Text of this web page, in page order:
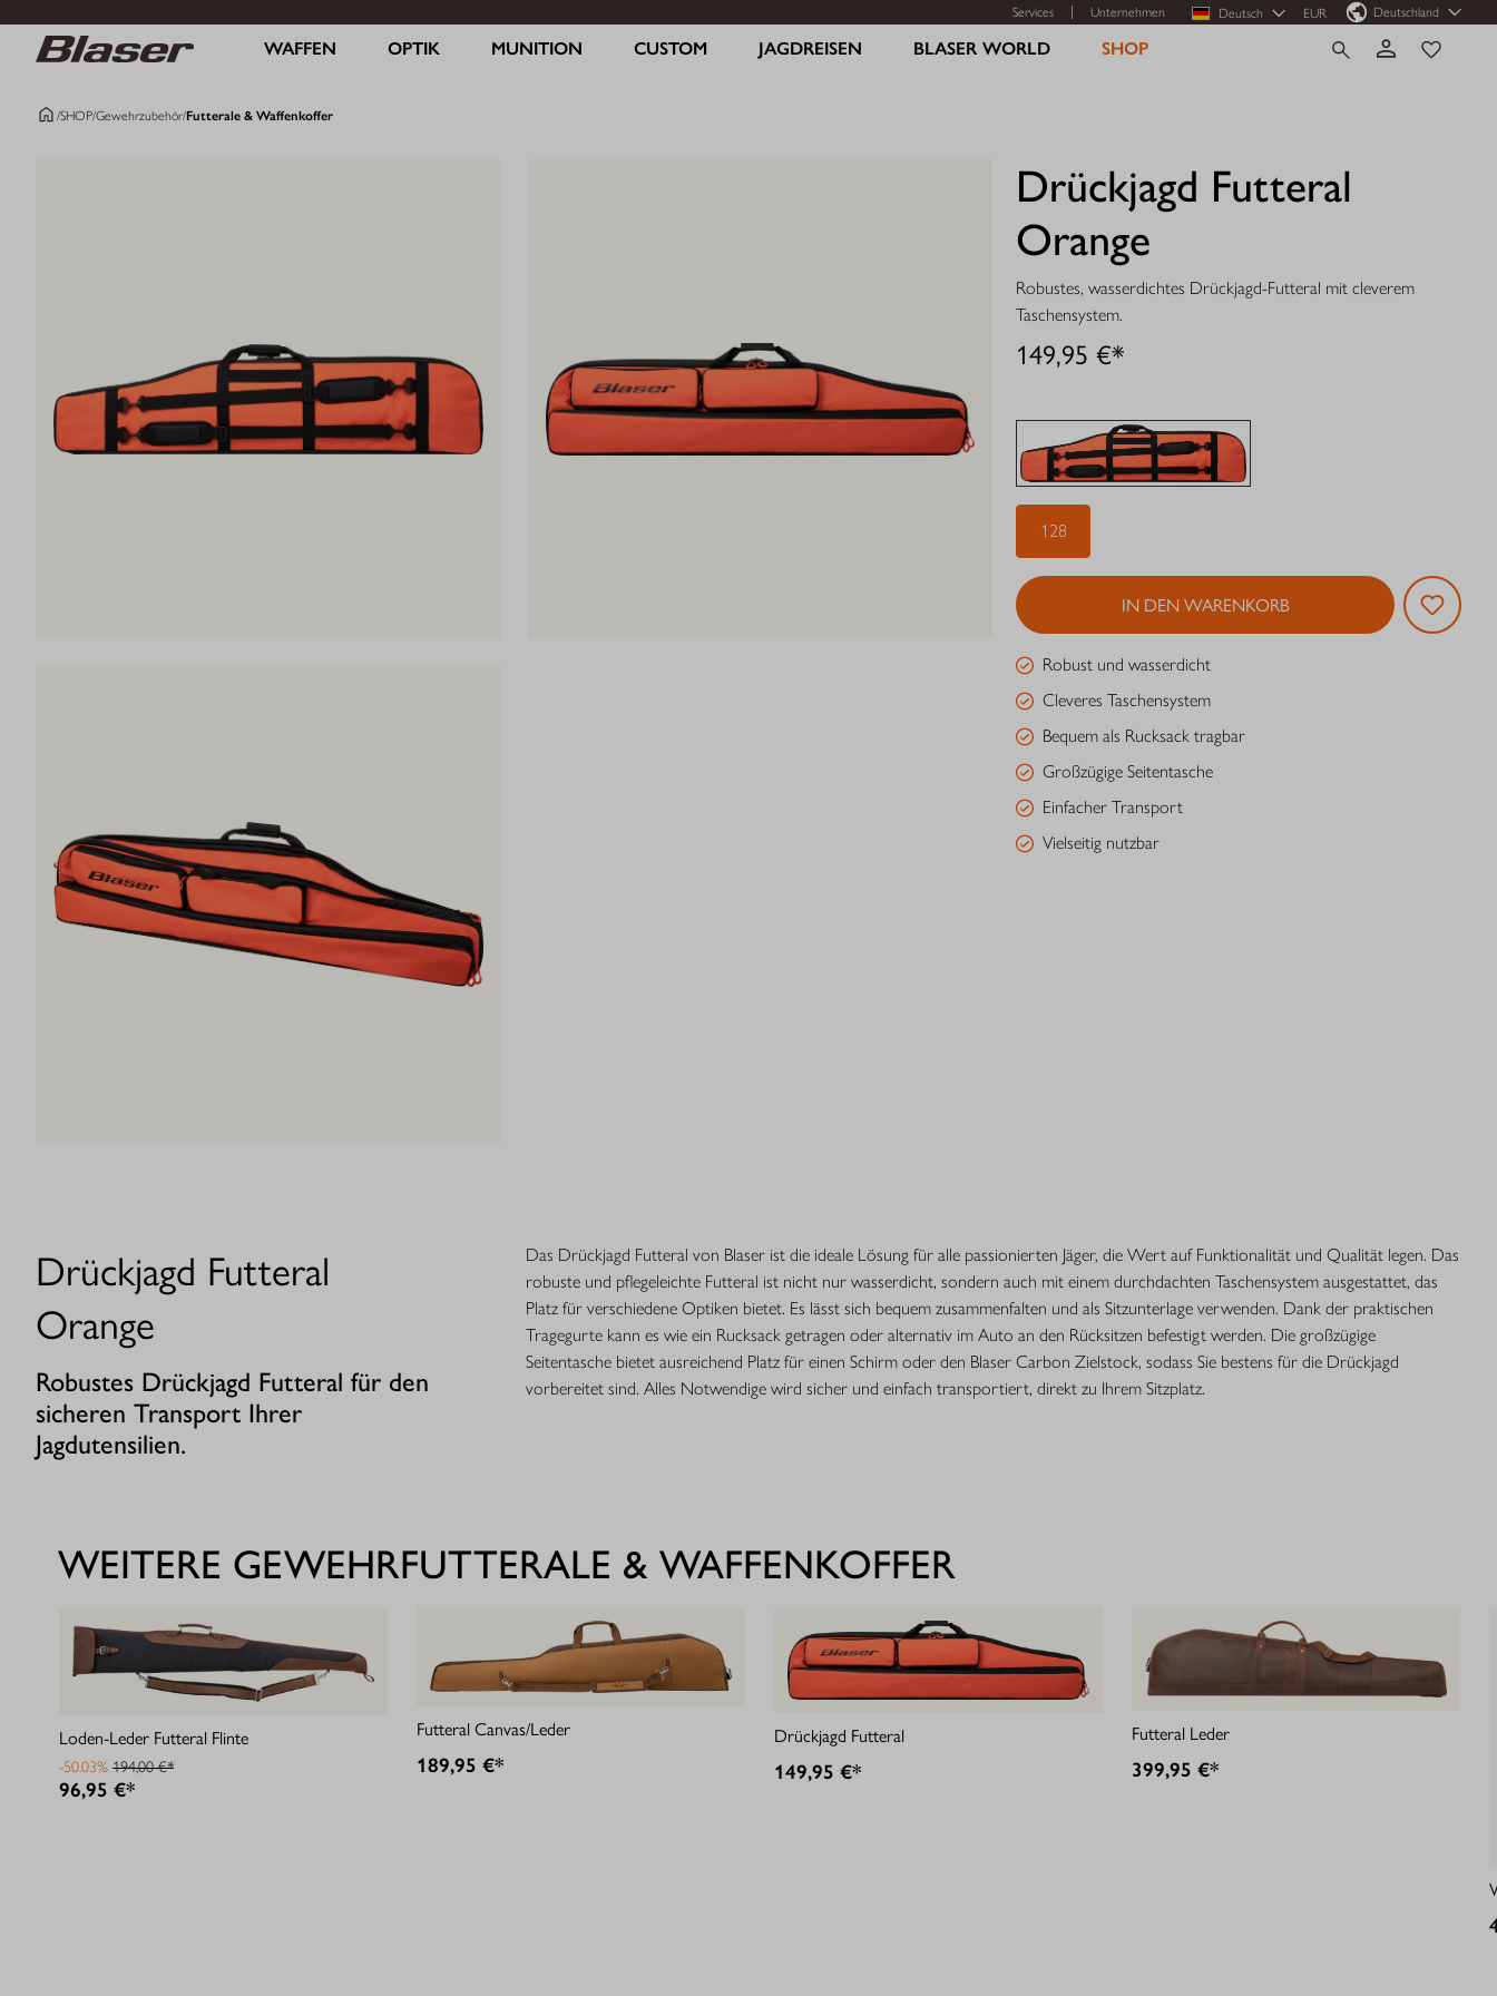
Services Unternehmen Deutsch EUR Deutschland
WAFFEN OPTIK MUNITION CUSTOM JAGDREISEN BLASER WORLD SHOP
/SHOP/Gewehrzubehör/Futterale & Waffenkoffer
Drückjagd Futteral
Orange
Robustes, wasserdichtes Drückjagd-Futteral mit cleverem
Taschensystem.
149,95 €*
128
IN DEN WARENKORB
Robust und wasserdicht
Cleveres Taschensystem
Bequem als Rucksack tragbar
Großzügige Seitentasche
Einfacher Transport
Vielseitig nutzbar
Drückjagd Futteral
Orange
Robustes Drückjagd Futteral für den
sicheren Transport Ihrer
Jagdutensilien.
Das Drückjagd Futteral von Blaser ist die ideale Lösung für alle passionierten Jäger, die Wert auf Funktionalität und Qualität legen. Das
robuste und pflegeleichte Futteral ist nicht nur wasserdicht, sondern auch mit einem durchdachten Taschensystem ausgestattet, das
Platz für verschiedene Optiken bietet. Es lässt sich bequem zusammenfalten und als Sitzunterlage verwenden. Dank der praktischen
Tragegurte kann es wie ein Rucksack getragen oder alternativ im Auto an den Rücksitzen befestigt werden. Die großzügige
Seitentasche bietet ausreichend Platz für einen Schirm oder den Blaser Carbon Zielstock, sodass Sie bestens für die Drückjagd
vorbereitet sind. Alles Notwendige wird sicher und einfach transportiert, direkt zu Ihrem Sitzplatz.
WEITERE GEWEHRFUTTERALE & WAFFENKOFFER
Loden-Leder Futteral Flinte
-50.03% 194,00 €*
96,95 €*
Futteral Canvas/Leder
189,95 €*
Drückjagd Futteral
149,95 €*
Futteral Leder
399,95 €*